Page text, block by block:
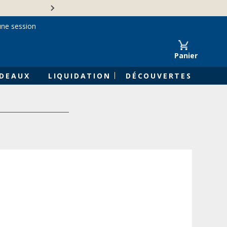
Panier
LIQUIDATION DÉCOUVERTES
session